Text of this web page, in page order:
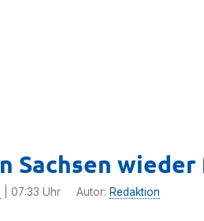
Sachsen
| 07:33 Uhr Autor: Redaktion